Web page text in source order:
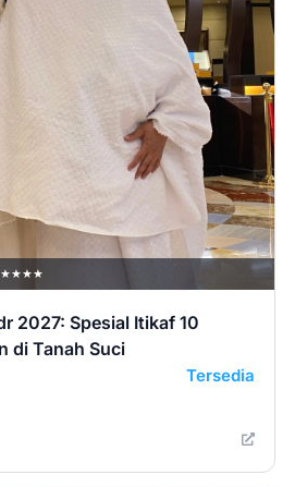
2027: Spesial Itikaf 10
di Tanah Suci
Tersedia